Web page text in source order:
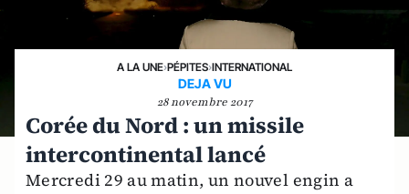
A LA UNE›PÉPITES›INTERNATIONAL
DEJA VU
28 novembre 2017
Corée du Nord : un missile
intercontinental lancé
Mercredi 29 au matin, un nouvel engin a